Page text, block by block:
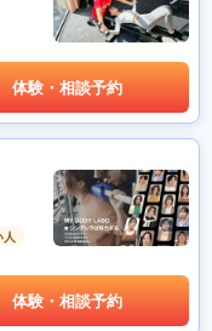
体験・相談予約
人
体験・相談予約